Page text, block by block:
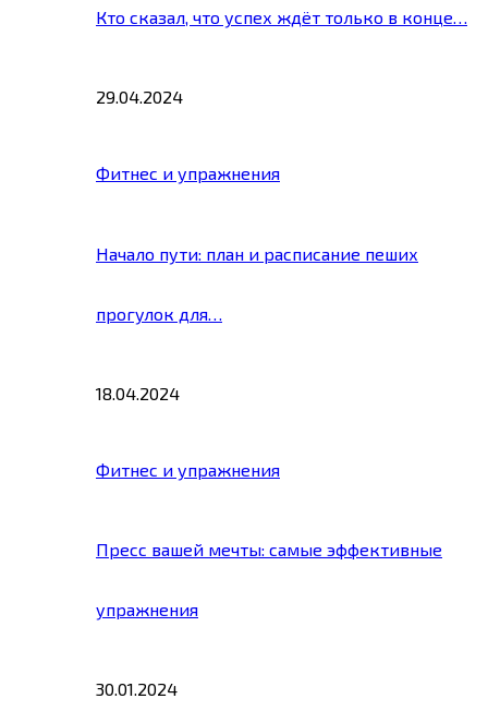
Кто сказал, что успех ждёт только в конце…
29.04.2024
Фитнес и упражнения
Начало пути: план и расписание пеших
прогулок для…
18.04.2024
Фитнес и упражнения
Пресс вашей мечты: самые эффективные
упражнения
30.01.2024